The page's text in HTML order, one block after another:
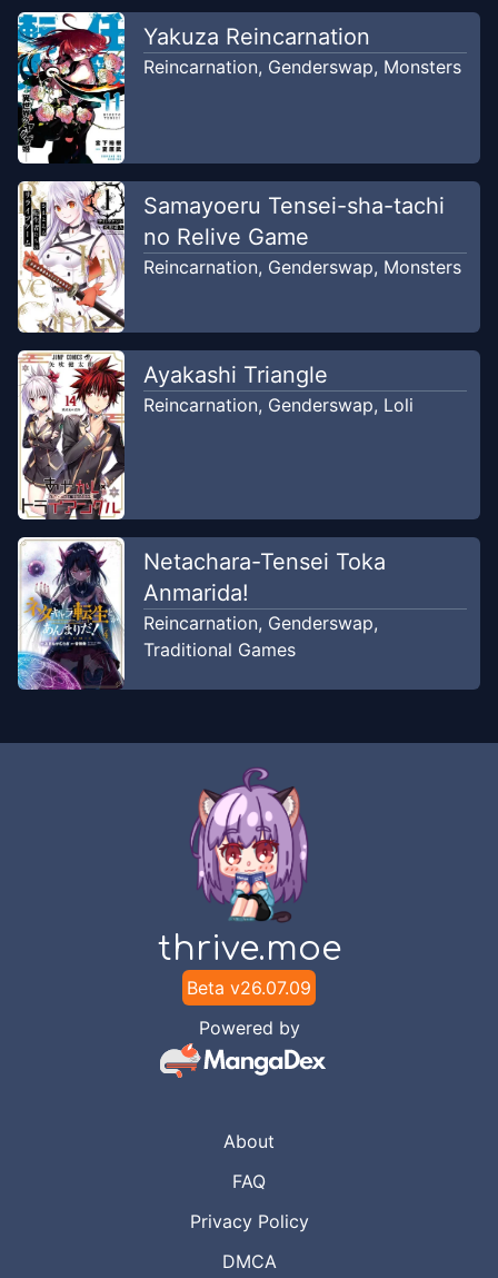
Yakuza Reincarnation
Reincarnation, Genderswap, Monsters
Samayoeru Tensei-sha-tachi
no Relive Game
Reincarnation, Genderswap, Monsters
Ayakashi Triangle
Reincarnation, Genderswap, Loli
Netachara-Tensei Toka
Anmarida!
Reincarnation, Genderswap,
Traditional Games
thrive.moe
Beta v26.07.09
Powered by
About
FAQ
Privacy Policy
DMCA